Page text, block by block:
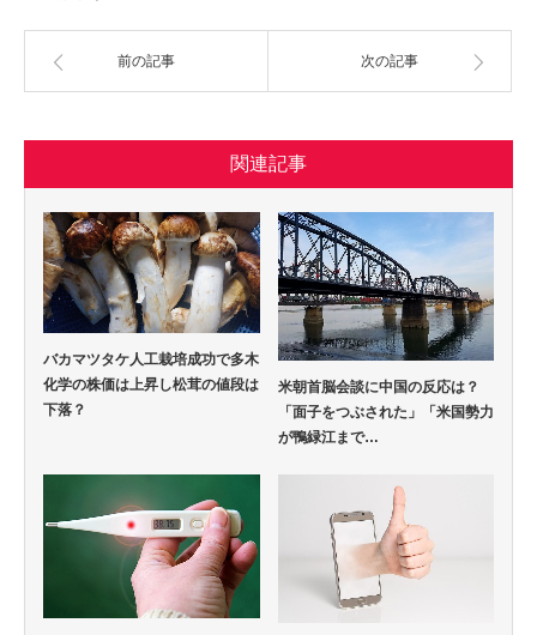
前の記事 次の記事
関連記事
バカマツタケ人工栽培成功で多木
化学の株価は上昇し松茸の値段は
下落？
米朝首脳会談に中国の反応は？
「面子をつぶされた」「米国勢力
が鴨緑江まで…